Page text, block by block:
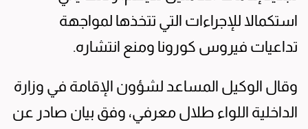
استكمالا للإجراءات التي تتخذها لمواجهة
تداعيات فيروس كورونا ومنع انتشاره.
وقال الوكيل المساعد لشؤون الإقامة في وزارة
الداخلية اللواء طلال معرفي، وفق بيان صادر عن